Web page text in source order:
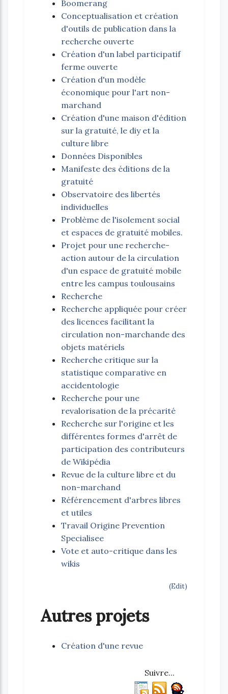
Boomerang
Conceptualisation et création
d'outils de publication dans la
recherche ouverte
Création d'un label participatif
ferme ouverte
Création d'un modèle
économique pour l'art non-
marchand
Création d'une maison d'édition
sur la gratuité, le diy et la
culture libre
Données Disponibles
Manifeste des éditions de la
gratuité
Observatoire des libertés
individuelles
Problème de l'isolement social
et espaces de gratuité mobiles.
Projet pour une recherche-
action autour de la circulation
d'un espace de gratuité mobile
entre les campus toulousains
Recherche
Recherche appliquée pour créer
des licences facilitant la
circulation non-marchande des
objets matériels
Recherche critique sur la
statistique comparative en
accidentologie
Recherche pour une
revalorisation de la précarité
Recherche sur l'origine et les
différentes formes d'arrêt de
participation des contributeurs
de Wikipédia
Revue de la culture libre et du
non-marchand
Référencement d'arbres libres
et utiles
Travail Origine Prevention
Specialisee
Vote et auto-critique dans les
wikis
(Edit)
Autres projets
Création d'une revue
Suivre...